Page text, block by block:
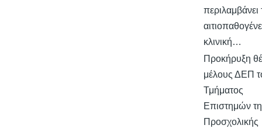
περιλαμβάνει
κλινική…
Προκήρυξη
μέλους ΔΕΠ
Τμήματος
Επιστημών
Προσχολικής